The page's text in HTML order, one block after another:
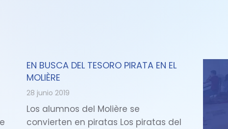
EN BUSCA DEL TESORO PIRATA EN EL
MOLIÈRE
28 junio 2019
Los alumnos del Molière se
convierten en piratas Los piratas del